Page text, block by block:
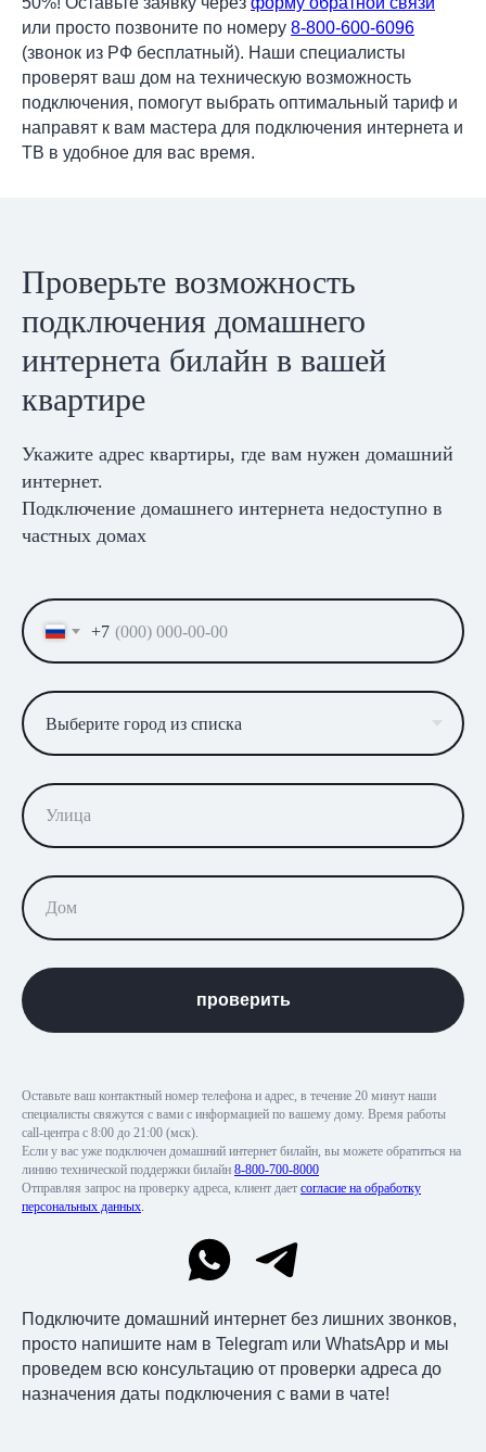
или просто позвоните по номеру 8-800-600-6096
(звонок из РФ бесплатный). Наши специалисты
проверят ваш дом на техническую возможность
подключения, помогут выбрать оптимальный тариф и
направят к вам мастера для подключения интернета и
ТВ в удобное для вас время.
Проверьте возможность
подключения домашнего
интернета билайн в вашей
квартире
Укажите адрес квартиры, где вам нужен домашний
интернет.
Подключение домашнего интернета недоступно в
частных домах
+7
проверить
Оставьте ваш контактный номер телефона и адрес, в течение 20 минут наши
специалисты свяжутся с вами с информацией по вашему дому. Время работы
call-центра с 8:00 до 21:00 (мск).
Если у вас уже подключен домашний интернет билайн, вы можете обратиться на
линию технической поддержки билайн 8-800-700-8000
Отправляя запрос на проверку адреса, клиент дает согласие на обработку
персональных данных.
Подключите домашний интернет без лишних звонков,
просто напишите нам в Telegram или WhatsApp и мы
проведем всю консультацию от проверки адреса до
назначения даты подключения с вами в чате!